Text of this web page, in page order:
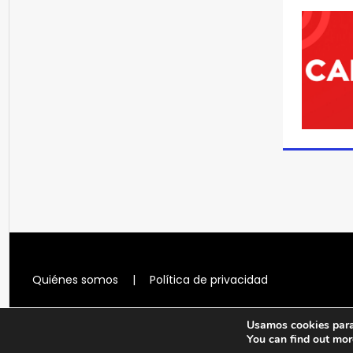
Quiénes somos | Política de privacidad
Usamos cookies
You can find out